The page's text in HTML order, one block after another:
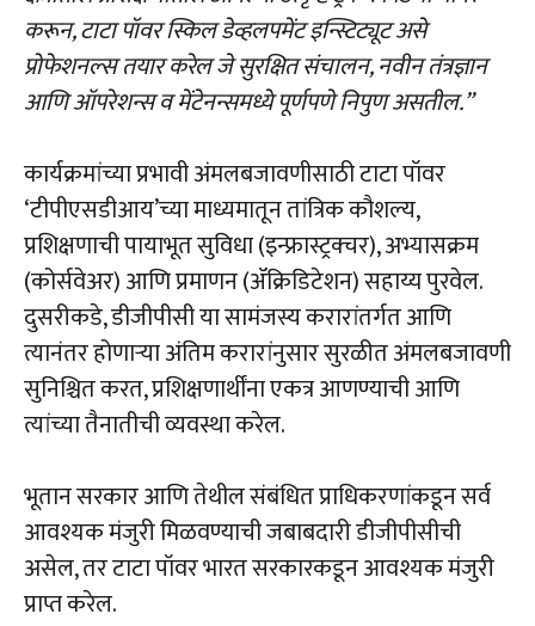
करून, टाटा पॉवर स्किल डेव्हलपमेंट इन्स्टिट्यूट असे
प्रोफेशनल्स तयार करेल जे सुरक्षित संचालन, नवीन तंत्रज्ञान
आणि ऑपरेशन्स व मेंटेनन्समध्ये पूर्णपणे निपुण असतील.”
कार्यक्रमांच्या प्रभावी अंमलबजावणीसाठी टाटा पॉवर
‘टीपीएसडीआय’च्या माध्यमातून तांत्रिक कौशल्य,
प्रशिक्षणाची पायाभूत सुविधा (इन्फ्रास्ट्रक्चर), अभ्यासक्रम
(कोर्सवेअर) आणि प्रमाणन (ॲक्रिडिटेशन) सहाय्य पुरवेल.
दुसरीकडे, डीजीपीसी या सामंजस्य करारांतर्गत आणि
त्यानंतर होणाऱ्या अंतिम करारांनुसार सुरळीत अंमलबजावणी
सुनिश्चित करत, प्रशिक्षणार्थींना एकत्र आणण्याची आणि
त्यांच्या तैनातीची व्यवस्था करेल.
भूतान सरकार आणि तेथील संबंधित प्राधिकरणांकडून सर्व
आवश्यक मंजुरी मिळवण्याची जबाबदारी डीजीपीसीची
असेल, तर टाटा पॉवर भारत सरकारकडून आवश्यक मंजुरी
प्राप्त करेल.